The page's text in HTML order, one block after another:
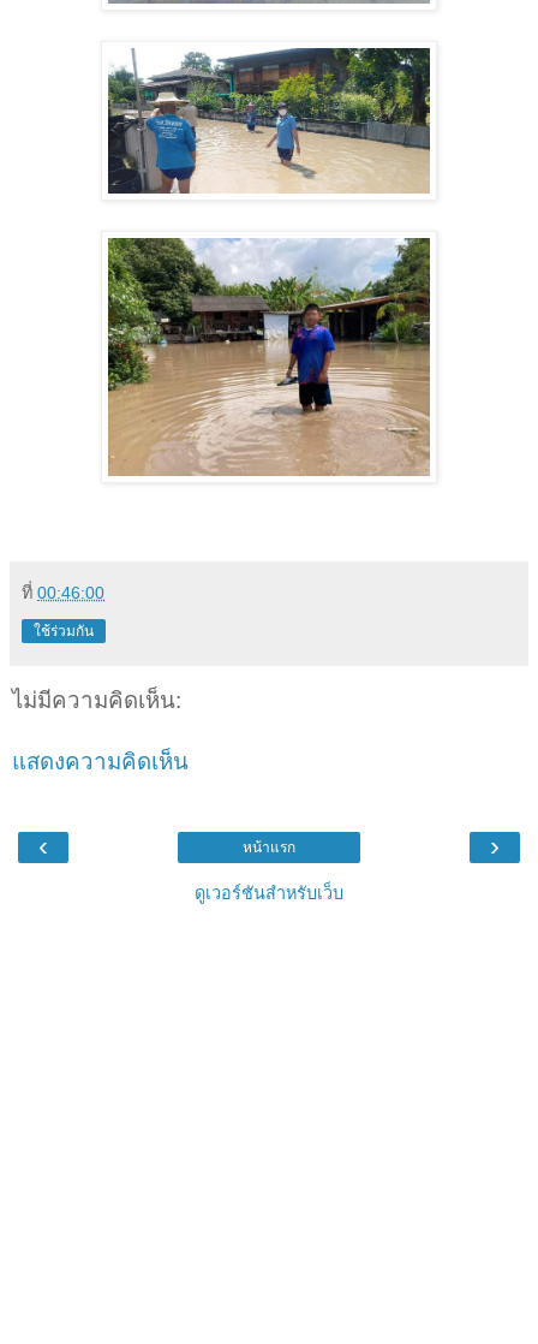
ที่ 00:46:00
ใช้ร่วมกัน
ไม่มีความคิดเห็น:
แสดงความคิดเห็น
‹ ›
หน้าแรก
ดูเวอร์ชันสำหรับเว็บ